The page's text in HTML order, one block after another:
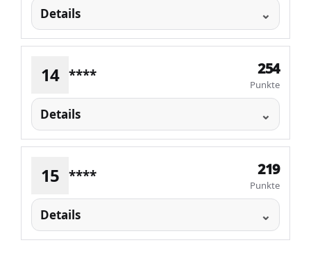
Details
14 **** 254
Punkte
Details
15 **** 219
Punkte
Details